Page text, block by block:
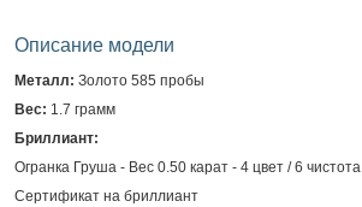
Описание модели
Металл: Золото 585 пробы
Вес: 1.7 грамм
Бриллиант:
Огранка Груша - Вес 0.50 карат - 4 цвет / 6 чистота
Сертификат на бриллиант